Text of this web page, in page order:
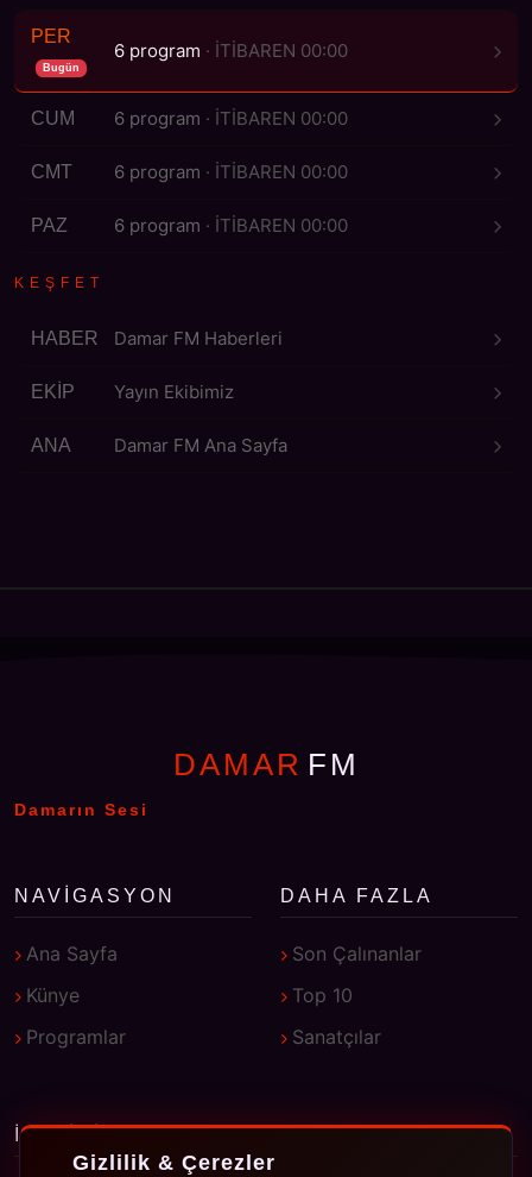
PER
Bugün
6 program · İTİBAREN 00:00
CUM 6 program · İTİBAREN 00:00
CMT 6 program · İTİBAREN 00:00
PAZ 6 program · İTİBAREN 00:00
KEŞFET
HABER Damar FM Haberleri
EKİP Yayın Ekibimiz
ANA Damar FM Ana Sayfa
DAMAR FM
Damarın Sesi
NAVIGASYON
Ana Sayfa
Künye
Programlar
DAHA FAZLA
Son Çalınanlar
Top 10
Sanatçılar
İLETIŞIM
Gizlilik & Çerezler